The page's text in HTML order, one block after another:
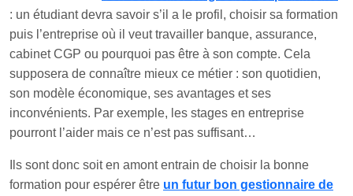
: un étudiant devra savoir s’il a le profil, choisir sa formation
puis l’entreprise où il veut travailler banque, assurance,
cabinet CGP ou pourquoi pas être à son compte. Cela
supposera de connaître mieux ce métier : son quotidien,
son modèle économique, ses avantages et ses
inconvénients. Par exemple, les stages en entreprise
pourront l’aider mais ce n’est pas suffisant…
Ils sont donc soit en amont entrain de choisir la bonne
formation pour espérer être un futur bon gestionnaire de